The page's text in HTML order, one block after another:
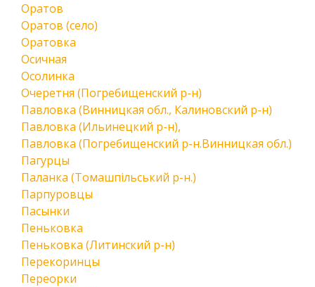
Оратов
Оратов (село)
Оратовка
Осичная
Осолинка
Очеретня (Погребищенский р-н)
Павловка (Винницкая обл., Калиновский р-н)
Павловка (Ильинецкий р-н),
Павловка (Погребищенский р-н.Винницкая обл.)
Пагурцы
Паланка (Томашпільський р-н.)
Парпуровцы
Пасынки
Пеньковка
Пеньковка (Литинский р-н)
Перекоринцы
Переорки